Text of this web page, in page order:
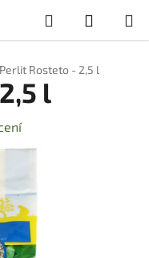
Hledat
KOŠÍK
Perlit Rosteto - 2,5 l
l